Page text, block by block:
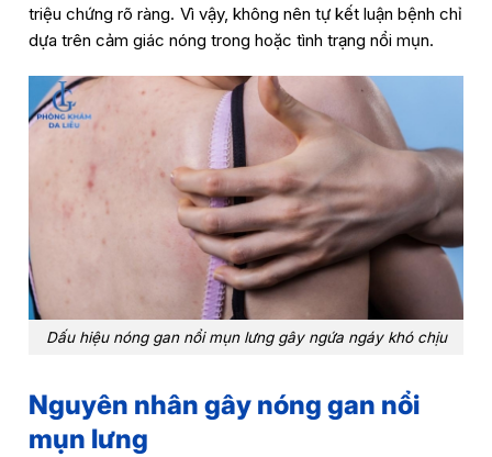
triệu chứng rõ ràng. Vì vậy, không nên tự kết luận bệnh chỉ
dựa trên cảm giác nóng trong hoặc tình trạng nổi mụn.
Dấu hiệu nóng gan nổi mụn lưng gây ngứa ngáy khó chịu
Nguyên nhângây nóng gan nổi
mụn lưng